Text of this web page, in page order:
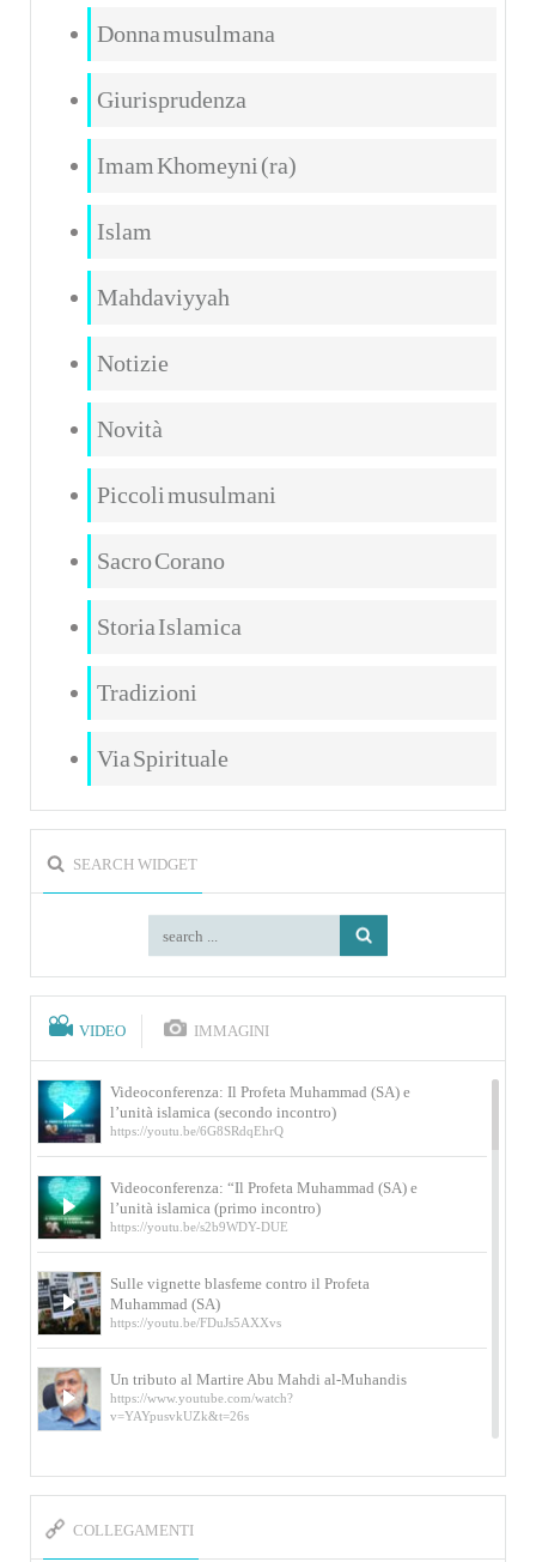
Donna musulmana
Giurisprudenza
Imam Khomeyni (ra)
Islam
Mahdaviyyah
Notizie
Novità
Piccoli musulmani
Sacro Corano
Storia Islamica
Tradizioni
Via Spirituale
SEARCH WIDGET
VIDEO IMMAGINI
Videoconferenza: Il Profeta Muhammad (SA) e
l’unità islamica (secondo incontro)
https://youtu.be/6G8SRdqEhrQ
Videoconferenza: “Il Profeta Muhammad (SA) e
l’unità islamica (primo incontro)
https://youtu.be/s2b9WDY-DUE
Sulle vignette blasfeme contro il Profeta
Muhammad (SA)
https://youtu.be/FDuJs5AXXvs
Un tributo al Martire Abu Mahdi al-Muhandis
https://www.youtube.com/watch?
v=YAYpusvkUZk&t=26s
L’Abluzione rituale (wudu) secondo l’Imam Alì
e l’Imam Khomeini
COLLEGAMENTI